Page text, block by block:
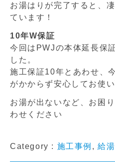
お湯はりが完了すると、
ています！
10年W保証
今回はPWJの本体延長保
した。
施工保証10年とあわせ、
がかからず安心してお使い
お湯が出ないなど、お困
わせください
Category : 施工事例 ,給